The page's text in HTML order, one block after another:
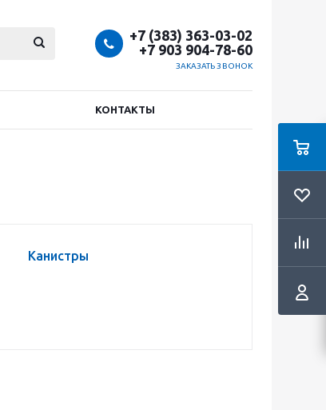
+7 (383) 363-03-02
+7 903 904-78-60
ЗАКАЗАТЬ ЗВОНОК
КОНТАКТЫ
Канистры